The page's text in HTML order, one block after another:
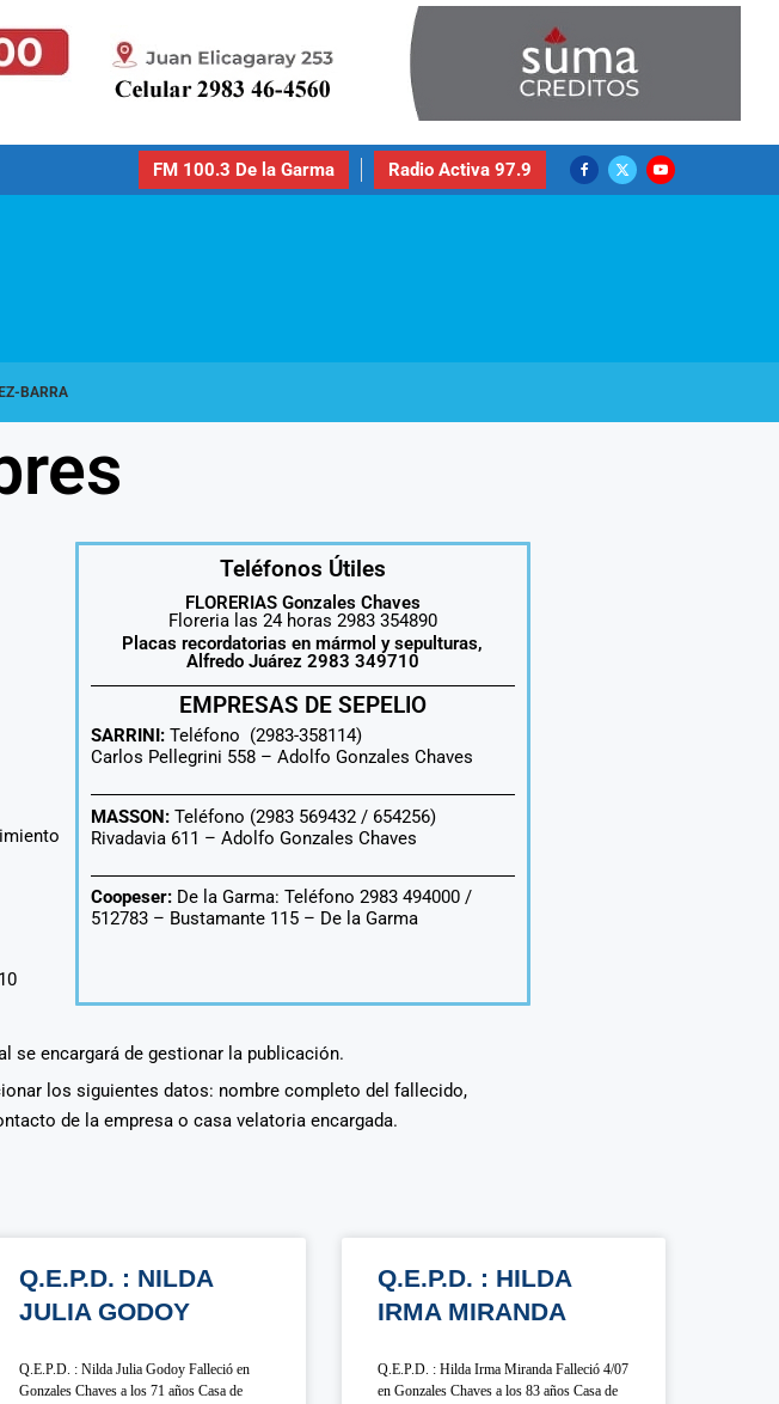
FM 100.3 De la Garma Radio Activa 97.9
BARRA
Teléfonos Útiles
FLORERIAS Gonzales Chaves
Floreria las 24 horas 2983 354890
Placas recordatorias en mármol y sepulturas,
Alfredo Juárez 2983 349710
EMPRESAS DE SEPELIO
SARRINI:Teléfono (2983-358114)
Carlos Pellegrini 558 – Adolfo Gonzales Chaves
MASSON:Teléfono (2983 569432 / 654256)
Rivadavia 611 – Adolfo Gonzales Chaves
Coopeser:De la Garma: Teléfono 2983 494000 /
512783 – Bustamante 115 – De la Garma
se encargará de gestionar la publicación.
los siguientes datos: nombre completo del fallecido,
de la empresa o casa velatoria encargada.
Q.E.P.D. : NILDA
JULIA GODOY
Q.E.P.D. : Nilda Julia Godoy Falleció en
Gonzales Chaves a los 71 años Casa de
Q.E.P.D. : HILDA
IRMA MIRANDA
Q.E.P.D. : Hilda Irma Miranda Falleció 4/07
en Gonzales Chaves a los 83 años Casa de